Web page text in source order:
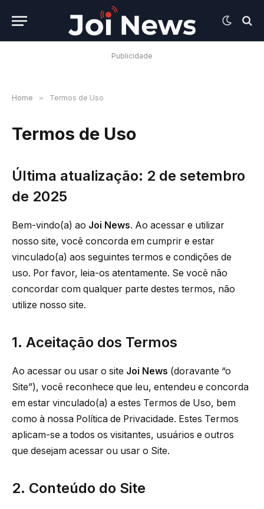
Publicidade
Home » Termos de Uso
Termos de Uso
Última atualização: 2 de setembro
de 2025
Bem-vindo(a) ao Joi News. Ao acessar e utilizar
nosso site, você concorda em cumprir e estar
vinculado(a) aos seguintes termos e condições de
uso. Por favor, leia-os atentamente. Se você não
concordar com qualquer parte destes termos, não
utilize nosso site.
1. Aceitação dos Termos
Ao acessar ou usar o site Joi News (doravante “o
Site”), você reconhece que leu, entendeu e concorda
em estar vinculado(a) a estes Termos de Uso, bem
como à nossa Política de Privacidade. Estes Termos
aplicam-se a todos os visitantes, usuários e outros
que desejam acessar ou usar o Site.
2. Conteúdo do Site